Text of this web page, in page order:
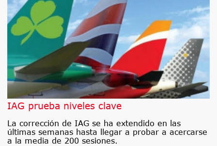
IAG prueba niveles clave
La corrección de IAG se ha extendido en las
últimas semanas hasta llegar a probar a acercarse
a la media de 200 sesiones.